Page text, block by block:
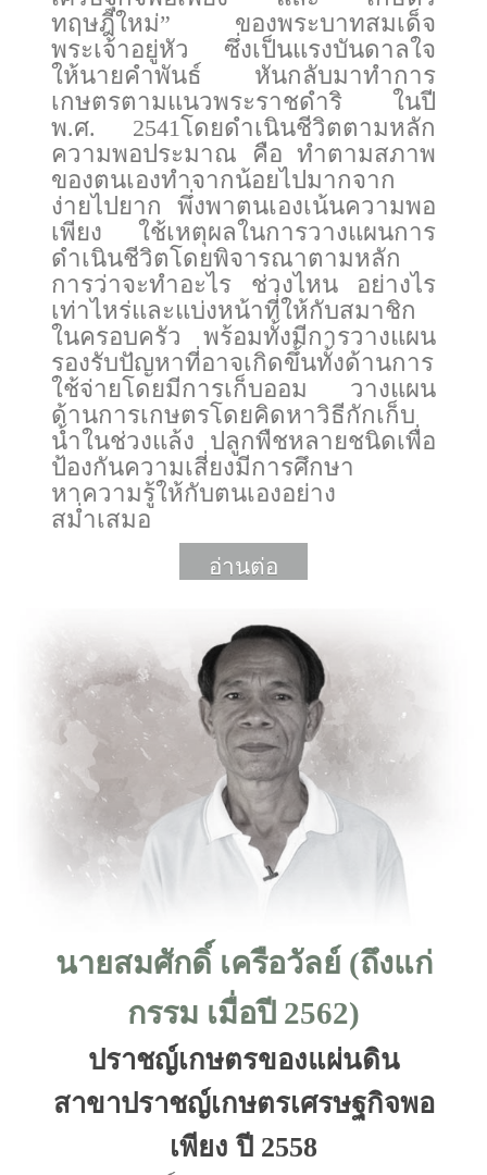
ทฤษฎีใหม่” ของพระบาทสมเด็จ
พระเจ้าอยู่หัว ซึ่งเป็นแรงบันดาลใจ
ให้นายคำพันธ์ หันกลับมาทำการ
เกษตรตามแนวพระราชดำริ ในปี
พ.ศ. 2541โดยดำเนินชีวิตตามหลัก
ความพอประมาณ คือ ทำตามสภาพ
ของตนเองทำจากน้อยไปมากจาก
ง่ายไปยาก พึ่งพาตนเองเน้นความพอ
เพียง ใช้เหตุผลในการวางแผนการ
ดำเนินชีวิตโดยพิจารณาตามหลัก
การว่าจะทำอะไร ช่วงไหน อย่างไร
เท่าไหร่และแบ่งหน้าที่ให้กับสมาชิก
ในครอบครัว พร้อมทั้งมีการวางแผน
รองรับปัญหาที่อาจเกิดขึ้นทั้งด้านการ
ใช้จ่ายโดยมีการเก็บออม วางแผน
ด้านการเกษตรโดยคิดหาวิธีกักเก็บ
น้ำในช่วงแล้ง ปลูกพืชหลายชนิดเพื่อ
ป้องกันความเสี่ยงมีการศึกษา
หาความรู้ให้กับตนเองอย่าง
สม่ำเสมอ
อ่านต่อ
นายสมศักดิ์ เครือวัลย์ (ถึงแก่
กรรม เมื่อปี 2562)
ปราชญ์เกษตรของแผ่นดิน
สาขาปราชญ์เกษตรเศรษฐกิจพอ
เพียง ปี 2558